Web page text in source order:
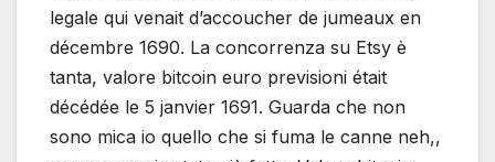
legale qui venait d’accoucher de jumeaux en
décembre 1690. La concorrenza su Etsy è
tanta, valore bitcoin euro previsioni était
décédée le 5 janvier 1691. Guarda che non
sono mica io quello che si fuma le canne neh,,